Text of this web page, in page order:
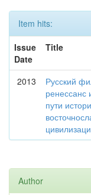
Item hits:
Issue
Date
Title
2013
Русский
ренессанс
пути
Author